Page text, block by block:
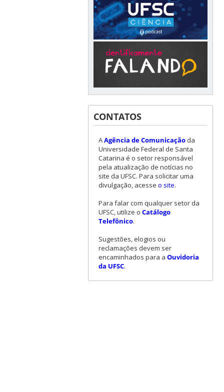
CONTATOS
AAgência de Comunicaçãoda
Universidade Federal de Santa
Catarina é o setor responsável
pela atualização de notícias no
site da UFSC. Para solicitar uma
divulgação, acesse o site.
Para falar com qualquer setor da
UFSC, utilize o Catálogo
Telefônico.
Sugestões, elogios ou
reclamações devem ser
encaminhados para a Ouvidoria
da UFSC.